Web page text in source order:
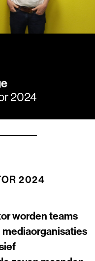
2024
2024
worden teams